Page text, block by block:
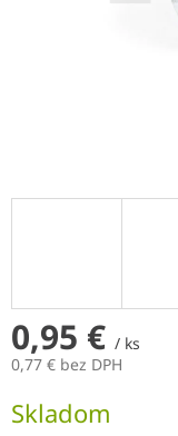
0,95 € / ks
0,77 € bez DPH
cena:
Skladom